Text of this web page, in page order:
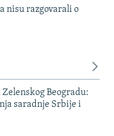
nisu razgovarali o
Zelenskog Beogradu:
saradnje Srbije i